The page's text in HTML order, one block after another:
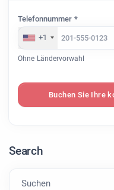
Telefonnummer *
+1
Ohne Ländervorwahl
Buchen Sie Ihre
Search
Suchen